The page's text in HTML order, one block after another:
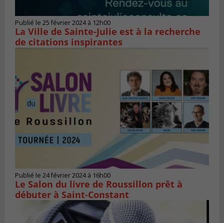
Publié le 25 février 2024 à 12h00
La Ville de Sainte-Julie est à la recherche
de citations inspirantes
Publié le 24 février 2024 à 16h00
Le Salon du livre de Roussillon prêt à
débuter à Saint-Constant